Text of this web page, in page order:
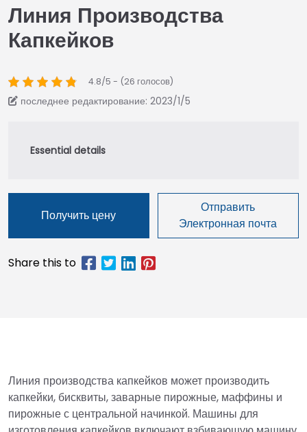
Линия Производства
Капкейков
4.8/5 - (26 голосов)
последнее редактирование: 2023/1/5
Получить цену
Отправить
Электронная почта
Линия производства капкейков может производить
капкейки, бисквиты, заварные пирожные, маффины и
пирожные с центральной начинкой. Машины для